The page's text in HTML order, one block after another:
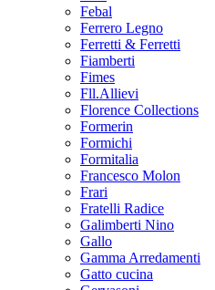
Febal
Ferrero Legno
Ferretti & Ferretti
Fiamberti
Fimes
Fll.Allievi
Florence Collections
Formerin
Formichi
Formitalia
Francesco Molon
Frari
Fratelli Radice
Galimberti Nino
Gallo
Gamma Arredamenti
Gatto cucina